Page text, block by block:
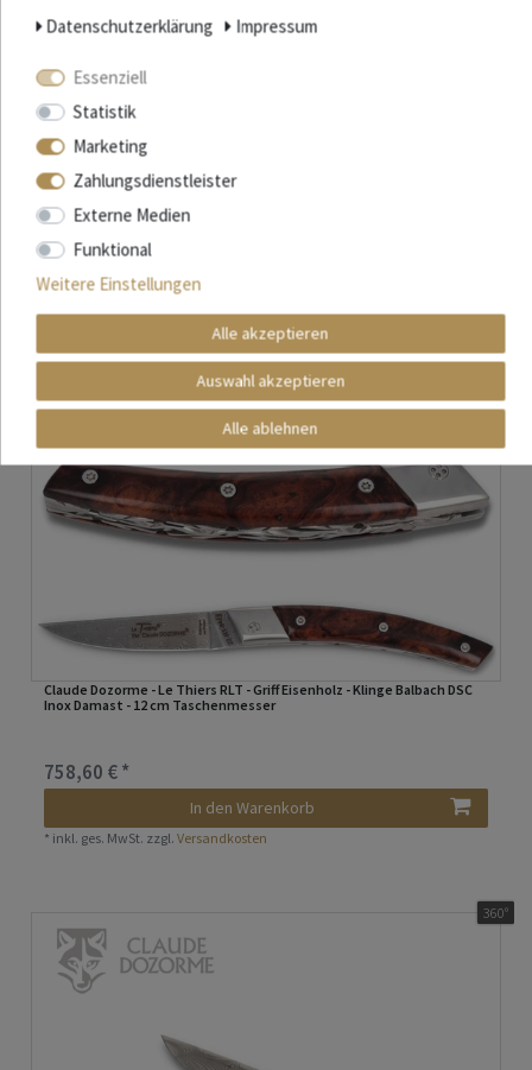
564,70 € *
*inkl. ges. MwSt.zzgl.
Claude Dozorme - Le Thiers RLT - Griff Eisenholz - Klinge Balbach DSC
Inox Damast - 12 cm Taschenmesser
758,60 € *
In den Warenkorb
* inkl. ges. MwSt. zzgl.Versandkosten
360°
Daten­schutz­erklärung
Impressum
Essenziell
Statistik
Marketing
Zahlungsdienstleister
Externe Medien
Funktional
Weitere Einstellungen
Alle akzeptieren
Auswahl akzeptieren
Alle ablehnen